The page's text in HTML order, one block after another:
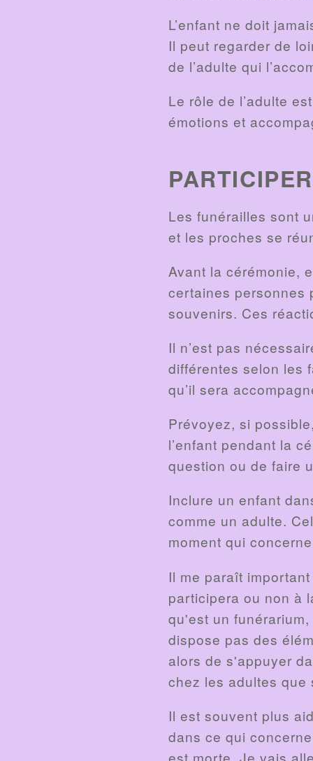
L’enfant ne doit
Il peut regarder de
de l’adulte qui
Le rôle de l’adulte
émotions et
Les funérailles sont
et les proches se
Avant la cérémonie,
certaines personnes
souvenirs. Ces
Il n’est pas
différentes selon les
qu’il sera
Prévoyez, si
l’enfant pendant la
question ou de faire
Inclure un enfant
comme un adulte.
moment qui
Il me paraît
participera ou non à
qu'est un
dispose pas des
alors de s'appuyer
chez les adultes que
Il est souvent plus
dans ce qui
est morte. Je vais